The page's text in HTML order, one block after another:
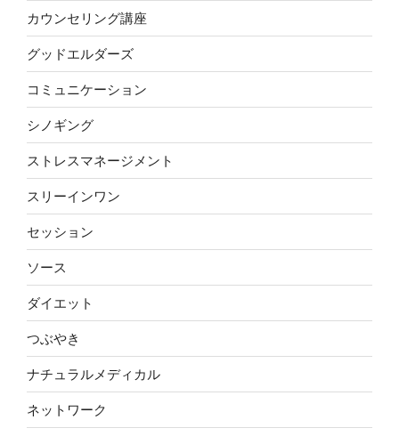
カウンセリング講座
グッドエルダーズ
コミュニケーション
シノギング
ストレスマネージメント
スリーインワン
セッション
ソース
ダイエット
つぶやき
ナチュラルメディカル
ネットワーク